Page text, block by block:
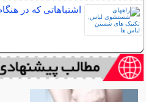
اشتباهاتی که در